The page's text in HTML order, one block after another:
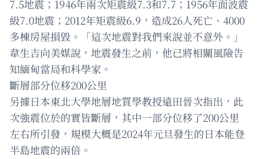
7.5地震；1946年兩次矩震級7.3和7.7；1956年面波震
級7.0地震；2012年矩震級6.9，造成26人死亡、4000
多棟房屋損毀。「這次地震對我們來說並不意外。」
韋生吉向美媒說，地震發生之前，他已將相關風險告
知緬甸當局和科學家。
斷層部分位移200公里
另據日本東北大學地層地質學教授遠田晉次指出，此
次強震位於的實皆斷層，其中一部分位移了200公里
左右所引發，規模大概是2024年元旦發生的日本能登
半島地震的兩倍。